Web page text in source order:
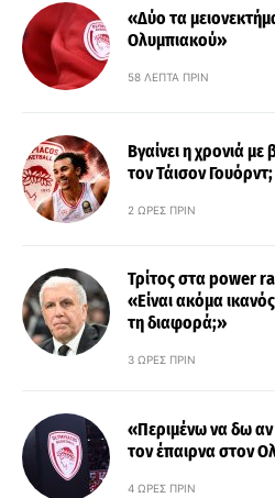
«Δύο τα
Ολυμπιακού»
58 ΛΕΠΤΆ ΠΡΙΝ
Βγαίνει η χρονιά
τον Τάισον Γουόρντ;
2 ΏΡΕΣ ΠΡΙΝ
Τρίτος στα power
«Είναι ακόμα
τη διαφορά;»
3 ΏΡΕΣ ΠΡΙΝ
«Περιμένω να δω
τον έπαιρνα στον
4 ΏΡΕΣ ΠΡΙΝ